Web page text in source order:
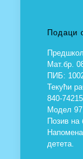
Подаци
Мат.бр.
ПИБ:
Текући
840-
Модел
Позив на
детета.